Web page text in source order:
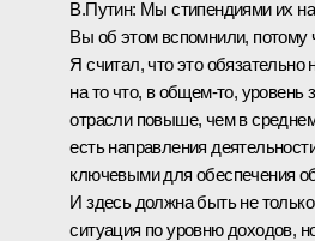
В.Путин: Мы стипендиями их
Вы об этом вспомнили, потому
Я считал, что это
на то что, в общем‑то,
отрасли повыше, чем в
есть направления
ключевыми для обеспечения
И здесь должна быть не
ситуация по уровню доходов,